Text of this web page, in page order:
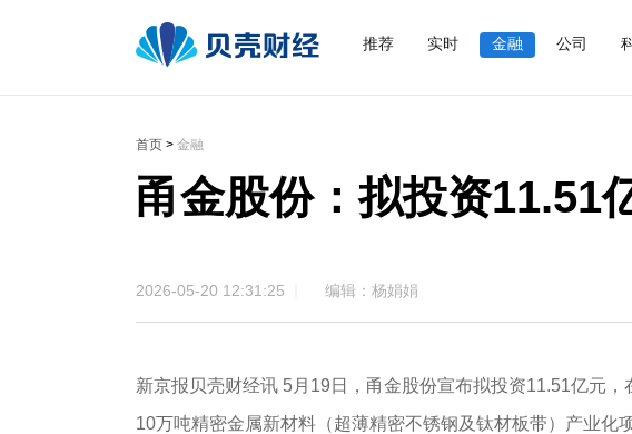
推荐 实时 金融 公司
首页 > 金融
甬金股份：拟投资11.51
2026-05-20 12:31:25 编辑：杨娟娟
新京报贝壳财经讯 5月19日，甬金股份宣布拟投资11.51亿元
10万吨精密金属新材料（超薄精密不锈钢及钛材板带）产业化